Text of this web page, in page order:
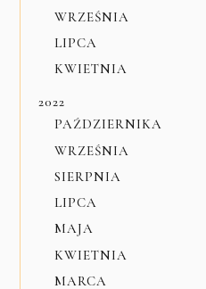
WRZEŚNIA
LIPCA
KWIETNIA
2022
PAŹDZIERNIKA
WRZEŚNIA
SIERPNIA
LIPCA
MAJA
KWIETNIA
MARCA